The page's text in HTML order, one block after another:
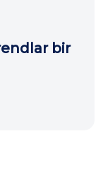
bir